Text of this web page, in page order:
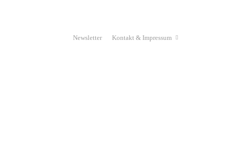
Newsletter Kontakt & Impressum